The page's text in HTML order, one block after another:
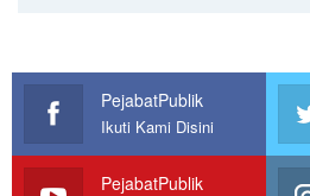
PejabatPublik
Ikuti Kami Disini
PejabatPublik